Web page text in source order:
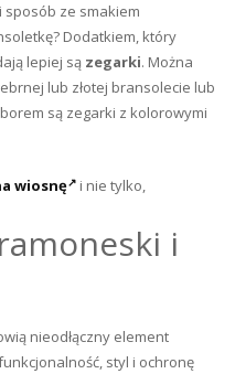
sposób ze smakiem
Dodatkiem, który
lepiej są zegarki. Można
lub złotej bransolecie lub
są zegarki z kolorowymi
wiosnę i nie tylko,
i
nieodłączny element
styl i ochronę